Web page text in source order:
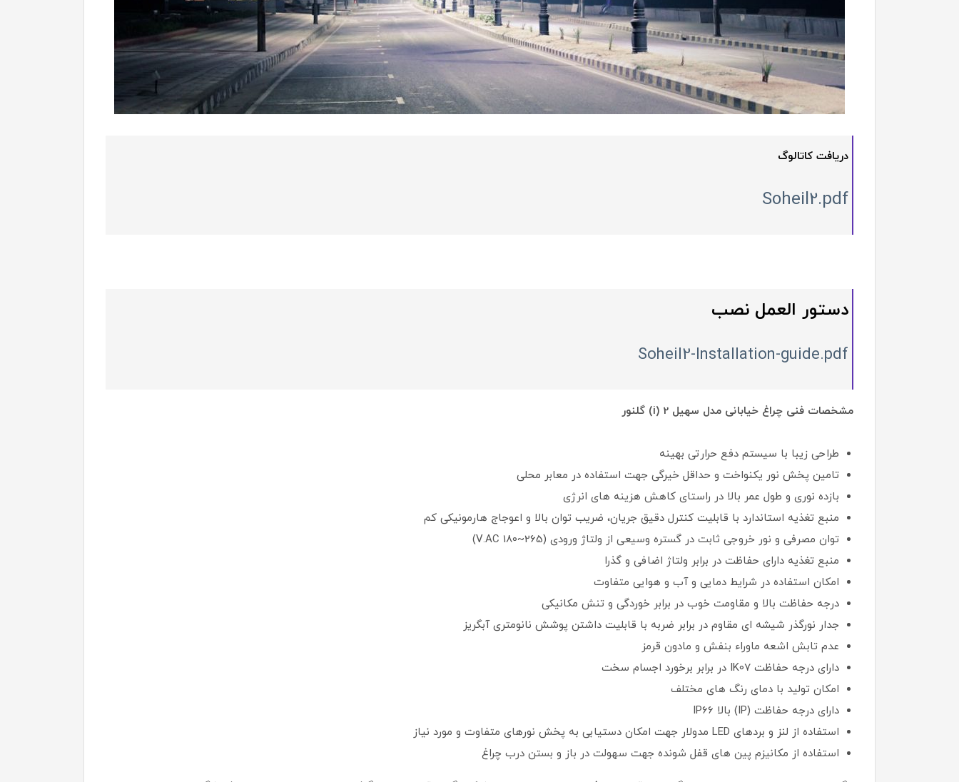
دریافت کاتالوگ
Soheil2.pdf
دستور العمل نصب
Soheil2-Installation-guide.pdf
مشخصات فنی چراغ خیابانی مدل سهیل 2 (i) گلنور
طراحی زیبا با سیستم دفع حرارتی بهینه
تامین پخش نور یکنواخت و حداقل خیرگی جهت استفاده در معابر محلی
بازده نوری و طول عمر بالا در راستای کاهش هزینه های انرژی
منبع تغذیه استاندارد با قابلیت کنترل دقیق جریان، ضریب توان بالا و اعوجاج هارمونیکی کم
توان مصرفی و نور خروجی ثابت در گستره وسیعی از ولتاژ ورودی (265~180 V.AC)
منبع تغذیه دارای حفاظت در برابر ولتاژ اضافی و گذرا
امکان استفاده در شرایط دمایی و آب و هوایی متفاوت
درجه حفاظت بالا و مقاومت خوب در برابر خوردگی و تنش مکانیکی
جدار نورگذر شیشه ای مقاوم در برابر ضربه با قابلیت داشتن پوشش نانومتری آبگریز
عدم تابش اشعه ماوراء بنفش و مادون قرمز
دارای درجه حفاظت IK07 در برابر برخورد اجسام سخت
امکان تولید با دمای رنگ های مختلف
دارای درجه حفاظت (IP) بالا IP66
استفاده از لنز و بردهای LED مدولار جهت امکان دستیابی به پخش نورهای متفاوت و مورد نیاز
استفاده از مکانیزم پین های قفل شونده جهت سهولت در باز و بستن درب چراغ